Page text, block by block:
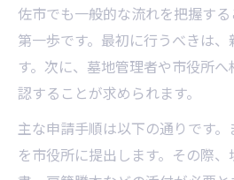
佐市でも一般的な流れを把握す
第一歩です。最初に行うべきは
す。次に、墓地管理者や市役所
認することが求められます。
主な申請手順は以下の通りです
を市役所に提出します。その際